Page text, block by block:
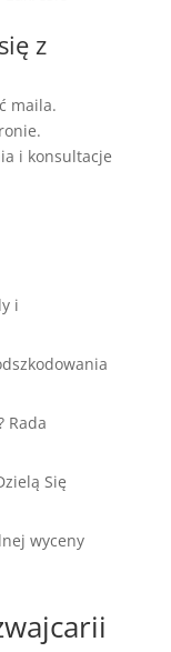
z
maila.
i konsultacje
i
Rada
Się
wyceny